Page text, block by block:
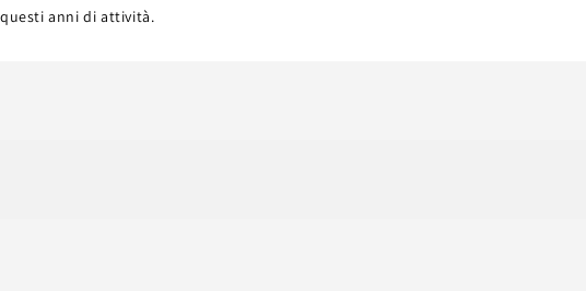
anni di attività.